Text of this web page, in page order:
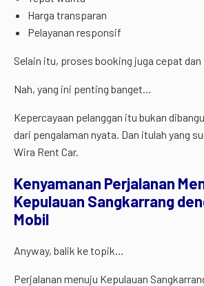
Harga transparan
Pelayanan responsif
Selain itu, proses booking juga cepat
Nah, yang ini penting banget…
Kepercayaan pelanggan itu bukan
dari pengalaman nyata. Dan itulah yang
Wira Rent Car.
Kenyamanan Perjalanan
Kepulauan Sangkarrang
Mobil
Anyway, balik ke topik…
Perjalanan menuju Kepulauan